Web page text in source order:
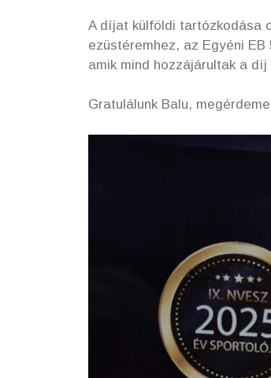
A díjat külföldi tartózkodása
ezüstéremhez, az Egyéni
amik mind hozzájárultak a
Gratulálunk Balu,